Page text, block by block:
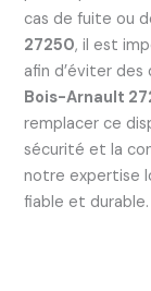
cas de fuite ou
27250, il est
afin d’éviter
Bois-Arnault
remplacer ce
sécurité et la
notre expertise
fiable et durable.